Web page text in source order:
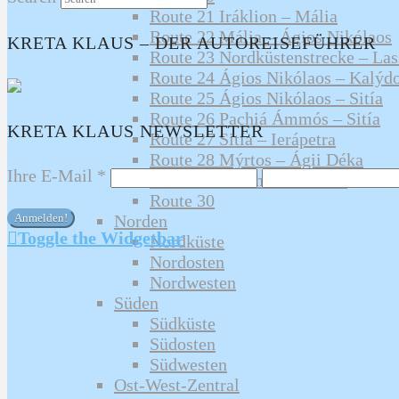
Route 21 Iráklion – Mália
Route 22 Mália – Ágios Nikólaos
Route 23 Nordküstenstrecke –
Route 24 Ágios Nikólaos –
Route 25 Ágios Nikólaos – Sitía
Route 26 Pachiá Ámmós – Sitía
Route 27 Sitía – Ierápetra
Route 28 Mýrtos – Ágii Déka
Route 29 Mártha – Iráklion
Route 30
Norden
Nordküste
Nordosten
Nordwesten
Süden
Südküste
Südosten
Südwesten
Ost-West-Zentral
KRETA KLAUS – DER AUTOREISEFÜHRER
KRETA KLAUS NEWSLETTER
Ihre E-Mail *
Toggle the Widgetbar